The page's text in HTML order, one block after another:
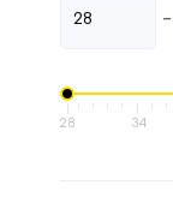
MTD
Oleo-Mac
-
28 34